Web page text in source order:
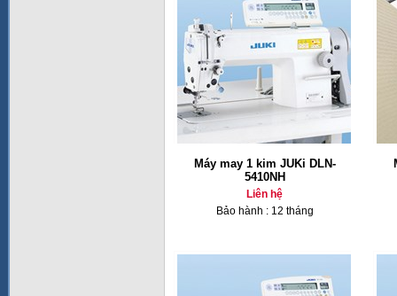
Máy may 1 kim JUKi DLN-
5410NH
Liên hệ
Bảo hành : 12 tháng